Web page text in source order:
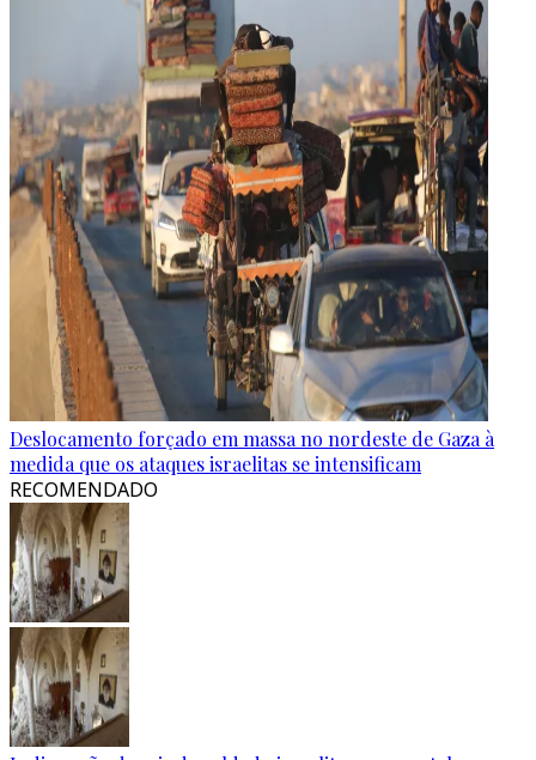
Deslocamento forçado em massa no nordeste de Gaza à
medida que os ataques israelitas se intensificam
RECOMENDADO